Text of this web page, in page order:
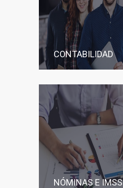
CONTABILIDAD
NÓMINAS E IMSS